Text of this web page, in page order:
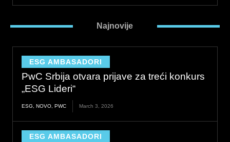
Najnovije
ESG AMBASADORI
PwC Srbija otvara prijave za treći konkurs
„ESG Lideri“
ESG NOVO PWC March 3, 2026
ESG AMBASADORI